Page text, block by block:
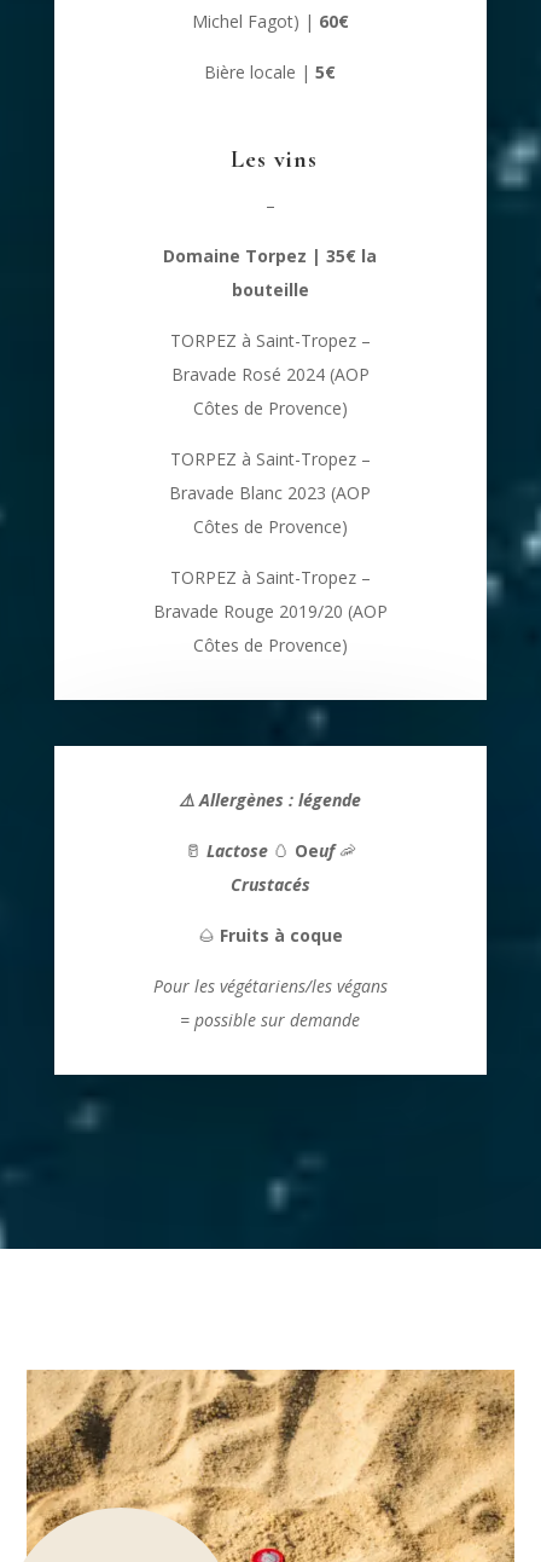
Michel Fagot) | 60€
Bière locale |5€
Les vins
–
Domaine Torpez | 35€ la
bouteille
TORPEZ à Saint-Tropez –
Bravade Rosé 2024 (AOP
Côtes de Provence)
TORPEZ à Saint-Tropez –
Bravade Blanc 2023 (AOP
Côtes de Provence)
TORPEZ à Saint-Tropez –
Bravade Rouge 2019/20 (AOP
Côtes de Provence)
⚠️ Allergènes : légende
🥛 Lactose 🥚 Oeuf🦐
Crustacés
🌰 Fruits à coque
Pour les végétariens/les végans
= possible sur demande